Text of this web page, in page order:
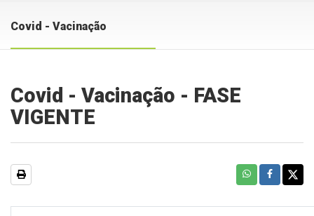
Covid - Vacinação
Covid - Vacinação - FASE
VIGENTE